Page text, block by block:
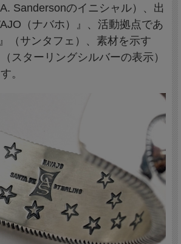
A. Sandersonのイニシャル）、出
（ナバホ）』、活動拠点であ
（サンタフェ）、素材を示す
スターリングシルバーの表示）
。